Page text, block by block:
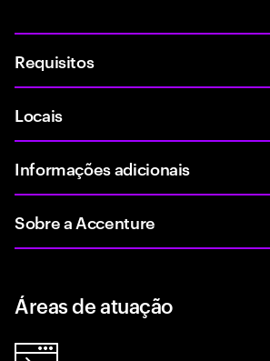
Requisitos
Locais
Informações adicionais
Sobre a Accenture
Áreas de atuação